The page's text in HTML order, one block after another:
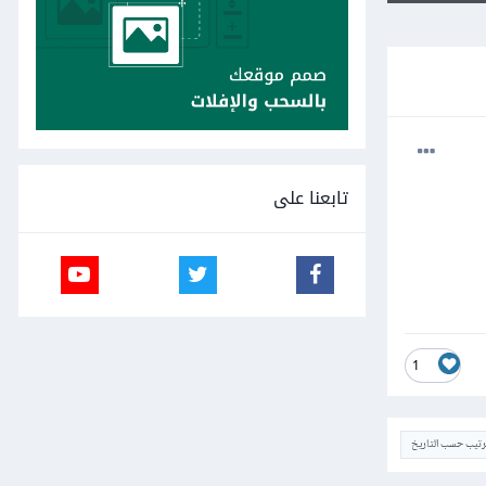
1
حسب التاريخ
تابعنا على